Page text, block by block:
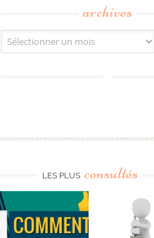
archives
Archives
LES PLUS consultés